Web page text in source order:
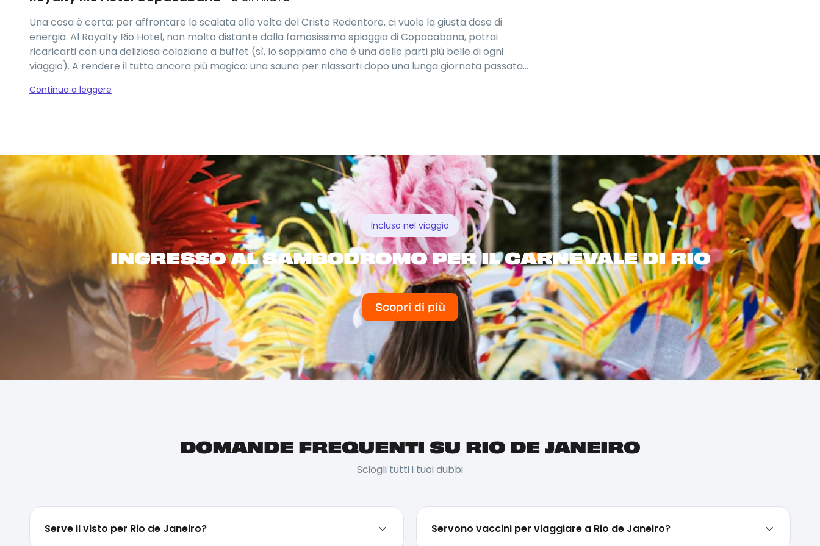
Una cosa è certa: per affrontare la scalata alla volta del Cristo Redentore, ci vuole la giusta dose di
energia. Al Royalty Rio Hotel, non molto distante dalla famosissima spiaggia di Copacabana, potrai
ricaricarti con una deliziosa colazione a buffet (sì, lo sappiamo che è una delle parti più belle di ogni
viaggio). A rendere il tutto ancora più magico: una sauna per rilassarti dopo una lunga giornata passata
Continua a leggere
Incluso nel viaggio
INGRESSO AL SAMBODROMO PER IL CARNEVALE DI RIO
Scopri di più
DOMANDE FREQUENTI SU RIO DE JANEIRO
Sciogli tutti i tuoi dubbi
Serve il visto per Rio de Janeiro? Servono vaccini per viaggiare a Rio de Janeiro?